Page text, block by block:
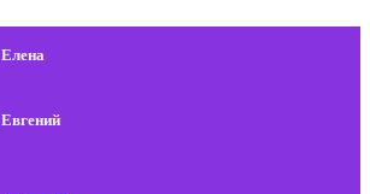
Елена
Евгений